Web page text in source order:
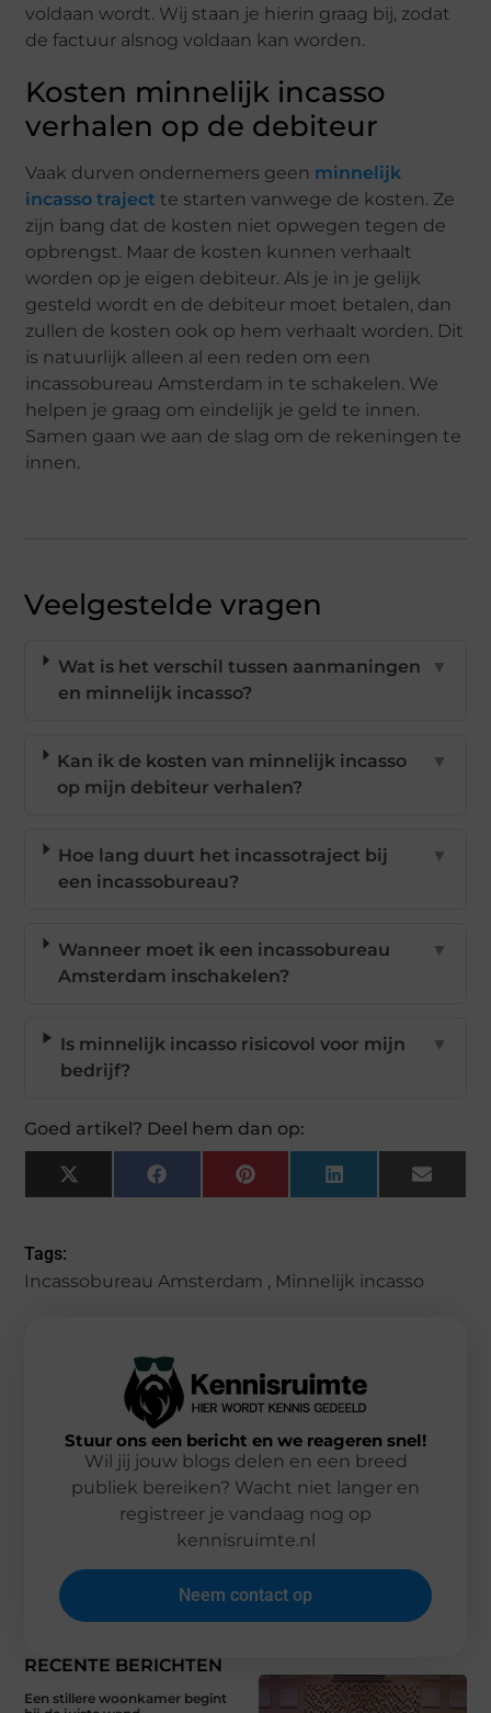
voldaan wordt. Wij staan je hierin graag bij, zodat
de factuur alsnog voldaan kan worden.
Kosten minnelijk incasso
verhalen op de debiteur
Vaak durven ondernemers geen minnelijk
incasso traject te starten vanwege de kosten. Ze
zijn bang dat de kosten niet opwegen tegen de
opbrengst. Maar de kosten kunnen verhaalt
worden op je eigen debiteur. Als je in je gelijk
gesteld wordt en de debiteur moet betalen, dan
zullen de kosten ook op hem verhaalt worden. Dit
is natuurlijk alleen al een reden om een
incassobureau Amsterdam in te schakelen. We
helpen je graag om eindelijk je geld te innen.
Samen gaan we aan de slag om de rekeningen te
innen.
Veelgestelde vragen
Wat is het verschil tussen aanmaningen
en minnelijk incasso?
▼
Kan ik de kosten van minnelijk incasso
op mijn debiteur verhalen?
▼
Hoe lang duurt het incassotraject bij
een incassobureau?
▼
Wanneer moet ik een incassobureau
Amsterdam inschakelen?
▼
Is minnelijk incasso risicovol voor mijn
bedrijf?
▼
Goed artikel? Deel hem dan op:
X
(Twitter)
FacebookPinterestLinkedIn Email
Tags:
Incassobureau Amsterdam , Minnelijk incasso
RECENTE BERICHTEN
Een stillere woonkamer begint
Stuur ons een bericht en we reageren snel!
Wil jij jouw blogs delen en een breed
publiek bereiken? Wacht niet langer en
registreer je vandaag nog op
kennisruimte.nl
Neem contact op